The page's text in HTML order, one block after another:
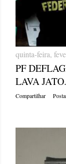
quinta-feira,
PF
LAVA JATO.
Compartilhar